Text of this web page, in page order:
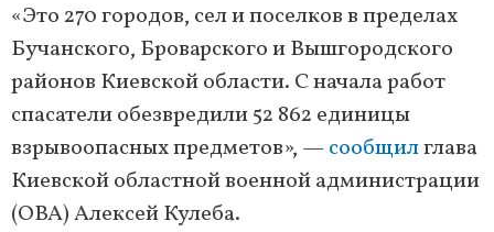
«Это 270 городов, сел и поселков в пределах
Бучанского, Броварского и Вышгородского
районов Киевской области. С начала работ
спасатели обезвредили 52 862 единицы
взрывоопасных предметов», —сообщилглава
Киевской областной военной администрации
(ОВА) Алексей Кулеба.